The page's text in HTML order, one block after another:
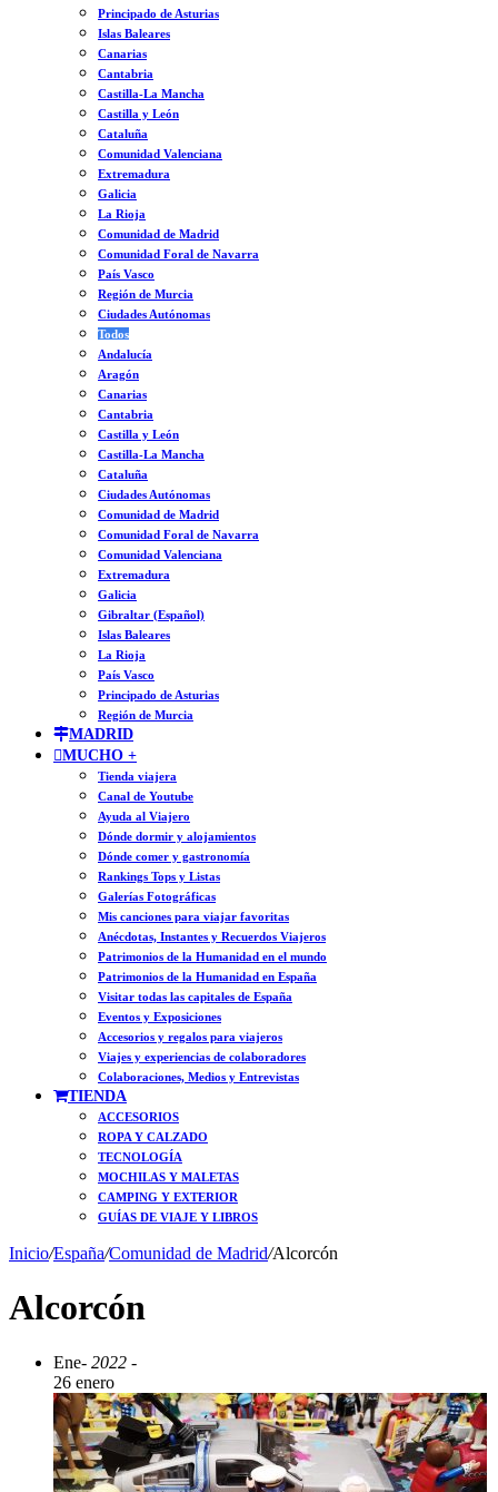
Principado de Asturias
Islas Baleares
Canarias
Cantabria
Castilla-La Mancha
Castilla y León
Cataluña
Comunidad Valenciana
Extremadura
Galicia
La Rioja
Comunidad de Madrid
Comunidad Foral de Navarra
País Vasco
Región de Murcia
Ciudades Autónomas
Todos
Andalucía
Aragón
Canarias
Cantabria
Castilla y León
Castilla-La Mancha
Cataluña
Ciudades Autónomas
Comunidad de Madrid
Comunidad Foral de Navarra
Comunidad Valenciana
Extremadura
Galicia
Gibraltar (Español)
Islas Baleares
La Rioja
País Vasco
Principado de Asturias
Región de Murcia
MADRID
MUCHO +
Tienda viajera
Canal de Youtube
Ayuda al Viajero
Dónde dormir y alojamientos
Dónde comer y gastronomía
Rankings Tops y Listas
Galerías Fotográficas
Mis canciones para viajar favoritas
Anécdotas, Instantes y Recuerdos Viajeros
Patrimonios de la Humanidad en el mundo
Patrimonios de la Humanidad en España
Visitar todas las capitales de España
Eventos y Exposiciones
Accesorios y regalos para viajeros
Viajes y experiencias de colaboradores
Colaboraciones, Medios y Entrevistas
TIENDA
ACCESORIOS
ROPA Y CALZADO
TECNOLOGÍA
MOCHILAS Y MALETAS
CAMPING Y EXTERIOR
GUÍAS DE VIAJE Y LIBROS
Inicio/España/Comunidad de Madrid/Alcorcón
Alcorcón
Ene- 2022 -
26 enero